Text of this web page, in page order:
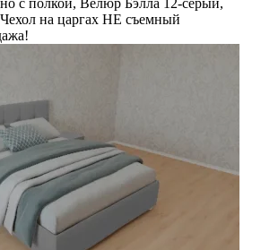
с полкой, Велюр Бэлла 12-серый,
на царгах НЕ съемный